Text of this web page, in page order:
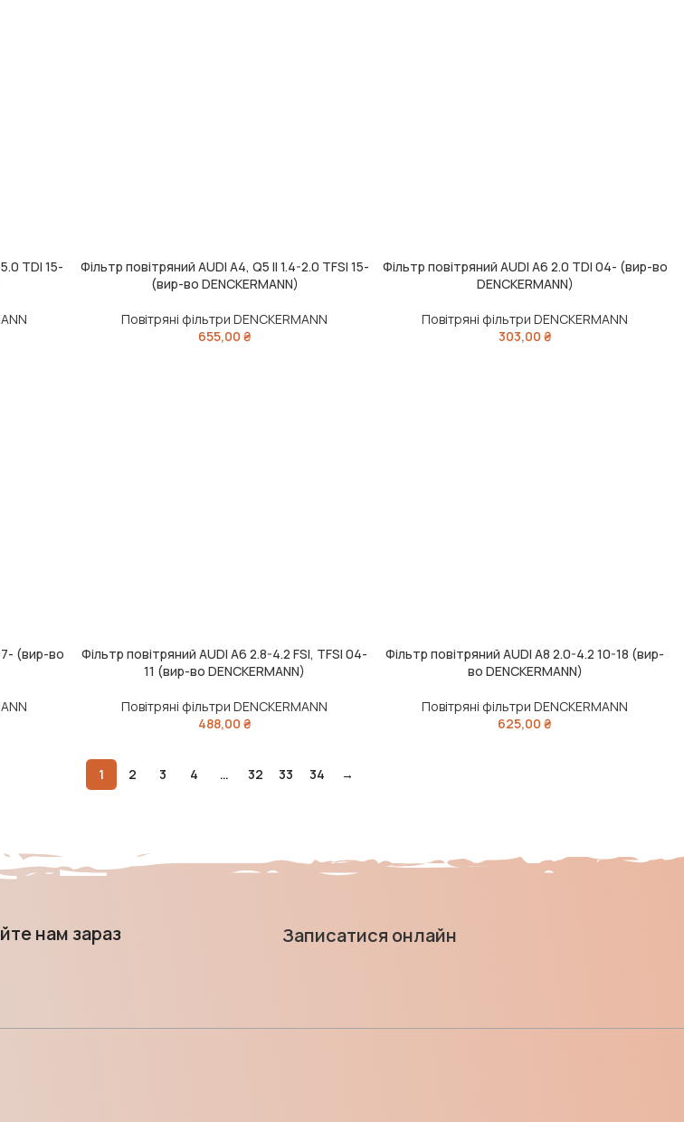
TDI 15-
ДОДАТИ В КОШИК
Фільтр повітряний AUDI A4, Q5 II 1.4-2.0 TFSI 15-
(вир-во DENCKERMANN)
Повітряні фільтри DENCKERMANN
655,00 ₴
ДОДАТИ В КОШИК
Фільтр повітряний AUDI A6 2.0 TDI 04- (вир-во
DENCKERMANN)
Повітряні фільтри DENCKERMANN
303,00 ₴
(вир-во
ДОДАТИ В КОШИК
Фільтр повітряний AUDI A6 2.8-4.2 FSI, TFSI 04-
11 (вир-во DENCKERMANN)
Повітряні фільтри DENCKERMANN
488,00 ₴
ДОДАТИ В КОШИК
Фільтр повітряний AUDI A8 2.0-4.2 10-18 (вир-
во DENCKERMANN)
Повітряні фільтри DENCKERMANN
625,00₴
1 2 3 4 … 32 33 34 →
нам зараз Записатися онлайн